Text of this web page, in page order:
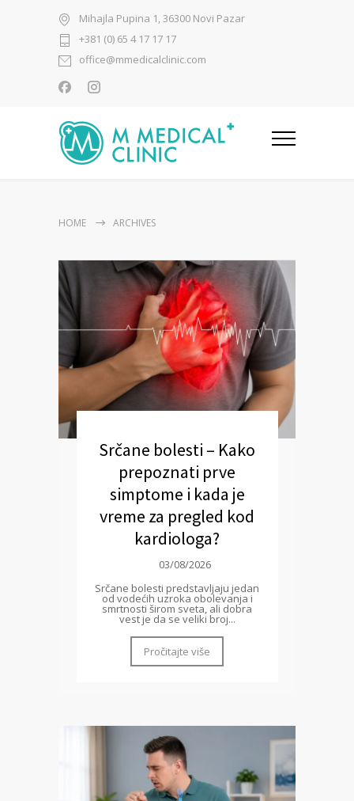
Mihajla Pupina 1, 36300 Novi Pazar
+381 (0) 65 4 17 17 17
office@mmedicalclinic.com
HOME ARCHIVES
Srčane bolesti – Kako
prepoznati prve
simptome i kada je
vreme za pregled kod
kardiologa?
03/08/2026
Srčane bolesti predstavljaju jedan
od vodećih uzroka obolevanja i
smrtnosti širom sveta, ali dobra
vest je da se veliki broj...
Pročitajte više